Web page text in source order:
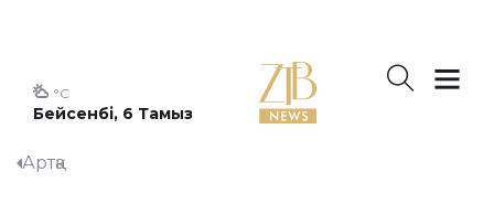
Бейсенбі, 6 Тамыз
°C
Артқа